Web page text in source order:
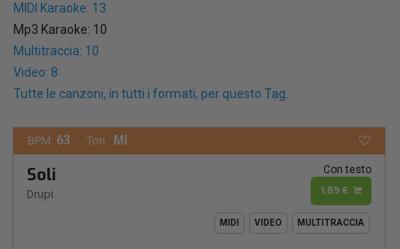
MIDI Karaoke: 13
Mp3 Karaoke: 10
Multitraccia: 10
Video: 8
Tutte le canzoni, in tutti i formati, per questo Tag.
BPM: 63 Ton.: MI
Soli
Drupi
Con testo
1,89 €
MIDI VIDEO MULTITRACCIA